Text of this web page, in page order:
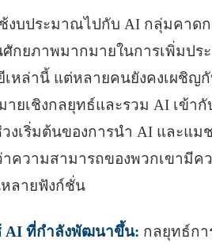
งบประมาณไปกับ AI กลุ่มคาด
ศักยภาพมากมายในการเพิ่มป
เหล่านี้ แต่หลายคนยังคงเผชิญ
ยเชิงกลยุทธ์และรวม AI เข้า
งเริ่มต้นของการนํา AI และแม
ความสามารถของพวกเขามีค
ลายฟังก์ชั่น
AI ที่กำลังพัฒนาขึ้น: กลยุทธ์กา